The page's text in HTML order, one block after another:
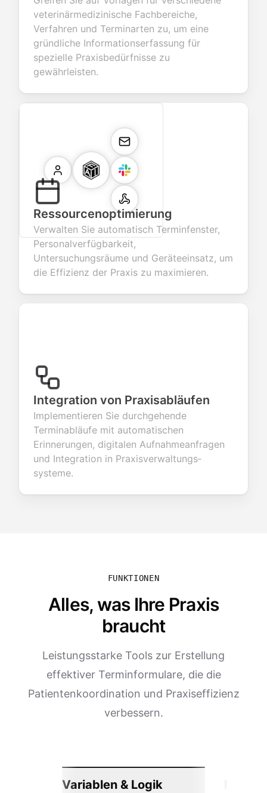
veterinärmedizinische Fachbereiche,
Verfahren und Terminarten zu, um eine
gründliche Informations­erfassung für
spezielle Praxisbedürfnisse zu
gewährleisten.
Ressourcenoptimierung
Verwalten Sie automatisch Terminfenster,
Personalverfügbarkeit,
Untersuchungsräume und Geräteeinsatz, um
die Effizienz der Praxis zu maximieren.
Integration von Praxisabläufen
Implementieren Sie durchgehende
Terminabläufe mit automatischen
Erinnerungen, digitalen Aufnahmeanfragen
und Integration in Praxisverwaltungs­
systeme.
FUNKTIONEN
Alles, was Ihre Praxis
braucht
Leistungsstarke Tools zur Erstellung
effektiver Terminformulare, die die
Patienten­koordination und Praxiseffizienz
verbessern.
Variablen & Logik